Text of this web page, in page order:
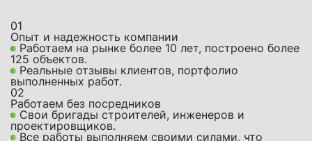
01
Опыт и надежность компании
Работаем на рынке более 10 лет, построено более
125 объектов.
Реальные отзывы клиентов, портфолио
выполненных работ.
02
Работаем без посредников
Свои бригады строителей, инженеров и
проектировщиков.
Все работы выполняем своими силами, что